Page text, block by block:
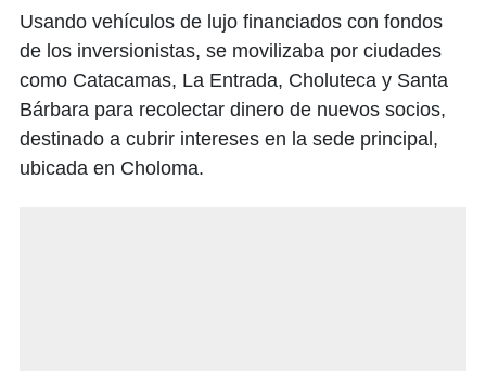
Usando vehículos de lujo financiados con fondos
de los inversionistas, se movilizaba por ciudades
como Catacamas, La Entrada, Choluteca y Santa
Bárbara para recolectar dinero de nuevos socios,
destinado a cubrir intereses en la sede principal,
ubicada en Choloma.